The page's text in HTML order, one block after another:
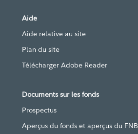
Aide
Aide relative au site
Plan du site
Télécharger Adobe Reader
Documents sur les fonds
Prospectus
Aperçus du fonds et aperçus du FNB